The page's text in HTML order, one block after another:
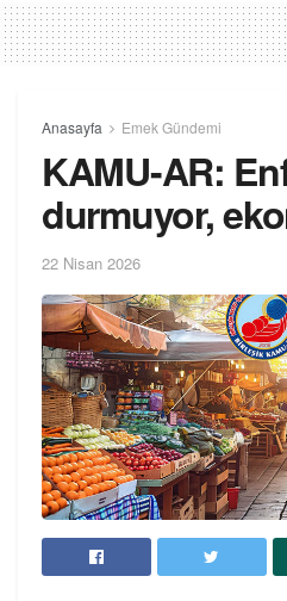
Anasayfa Emek Gündemi
KAMU-AR:
durmuyor,
22 Nisan 2026